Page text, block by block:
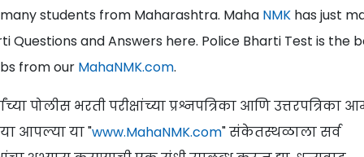
students from Maharashtra. Maha NMK has just
Questions and Answers here. Police Bharti Test is the
from our MahaNMK.com.
पोलीस भरती परीक्षांच्या प्रश्नपत्रिका आणि उत्तरपत्रिका
आपल्या या "www.MahaNMK.com" संकेतस्थळाला सर्व